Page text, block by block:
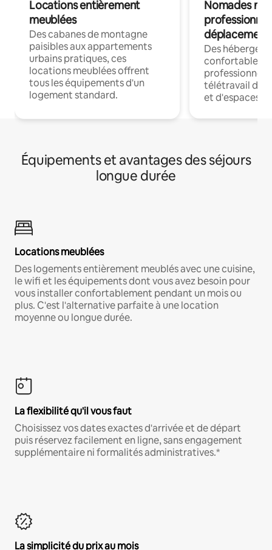
Locations entièrement
meublées
Des cabanes de montagne
paisibles aux appartements
urbains pratiques, ces
locations meublées offrent
tous les équipements d'un
logement standard.
Nomades
déplacement
Des
confortables
professionnels
télétravail
et d'espaces
Équipements et avantages des séjours
longue durée
Locations meublées
Des logements entièrement meublés avec une cuisine,
le wifi et les équipements dont vous avez besoin pour
vous installer confortablement pendant un mois ou
plus. C'est l'alternative parfaite à une location
moyenne ou longue durée.
La flexibilité qu'il vous faut
Choisissez vos dates exactes d'arrivée et de départ
puis réservez facilement en ligne, sans engagement
supplémentaire ni formalités administratives.*
La simplicité du prix au mois